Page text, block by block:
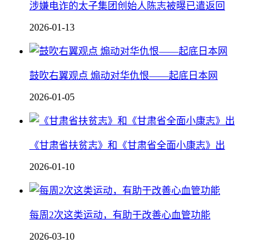
涉嫌电诈的太子集团创始人陈志被曝已遣返回
2026-01-13
鼓吹右翼观点 煽动对华仇恨——起底日本网
2026-01-05
《甘肃省扶贫志》和《甘肃省全面小康志》出
2026-01-10
每周2次这类运动，有助于改善心血管功能
2026-03-10